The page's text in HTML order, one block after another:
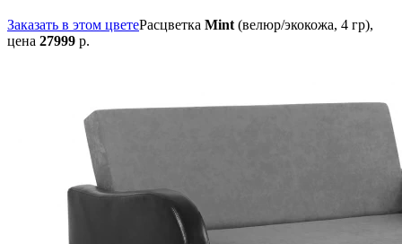
Заказать в этом цветеРасцветка Mint(велюр/экокожа, 4 гр),
цена 27999 р.